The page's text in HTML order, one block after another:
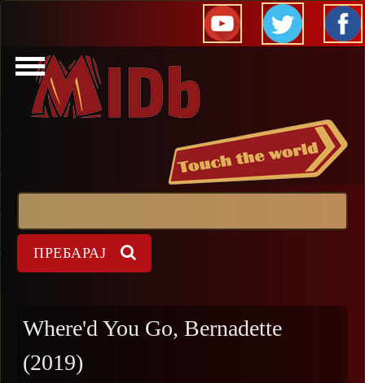
Прескокни
Where'd You Go, Bernadette
(2019)